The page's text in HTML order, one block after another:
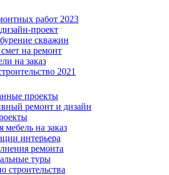
работ 2023
проект
скважин
на ремонт
на заказ
2021
проекты
ремонт и дизайн
мебель на заказ
интерьера
ремонта
туры
строительства